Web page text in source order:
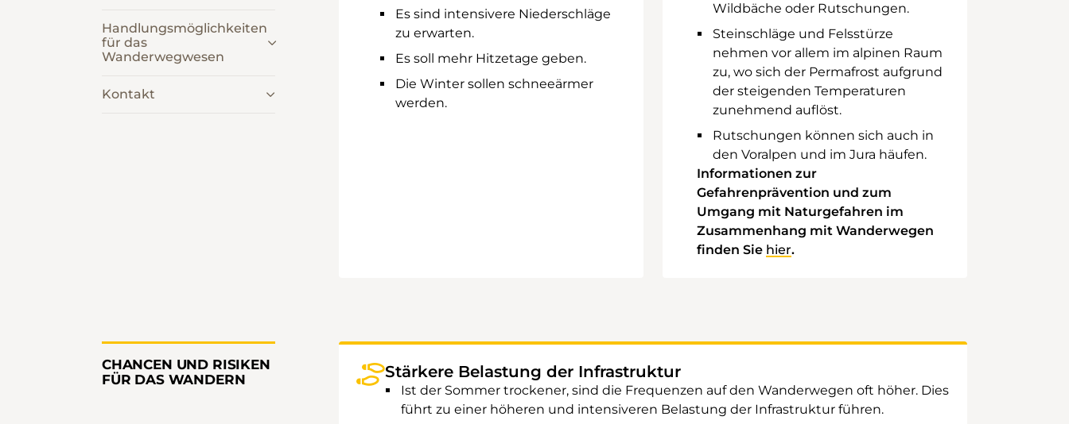
Handlungsmöglichkeiten
für das
Wanderwegwesen
Kontakt
Es sind intensivere Niederschläge
zu erwarten.
Es soll mehr Hitzetage geben.
Die Winter sollen schneeärmer
werden.
Wildbäche oder Rutschungen.
Steinschläge und Felsstürze
nehmen vor allem im alpinen Raum
zu, wo sich der Permafrost aufgrund
der steigenden Temperaturen
zunehmend auflöst.
Rutschungen können sich auch in
den Voralpen und im Jura häufen.
Informationen zur
Gefahrenprävention und zum
Umgang mit Naturgefahren im
Zusammenhang mit Wanderwegen
finden Sie hier.
CHANCEN UND RISIKEN
FÜR DAS WANDERN
Stärkere Belastung der Infrastruktur
Ist der Sommer trockener, sind die Frequenzen auf den Wanderwegen oft höher. Dies
führt zu einer höheren und intensiveren Belastung der Infrastruktur führen.